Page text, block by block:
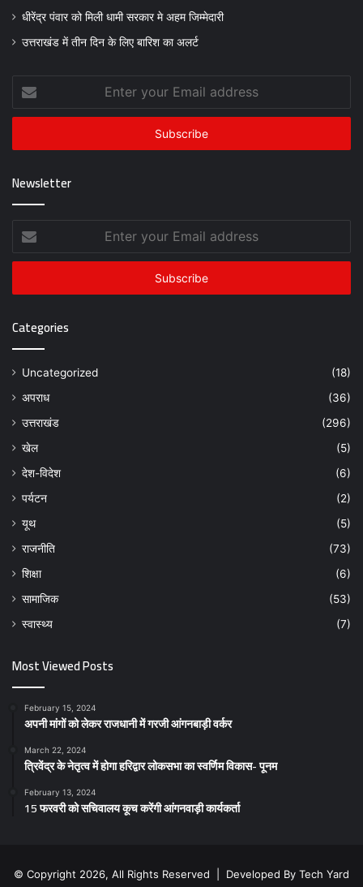
धीरेंद्र पंवार को मिली धामी सरकार मे अहम जिम्मेदारी
उत्तराखंड में तीन दिन के लिए बारिश का अलर्ट
your
Email
Newsletter
your
Email
Categories
Uncategorized
(18)
अपराध
(36)
उत्तराखंड
(296)
खेल
(5)
देश-विदेश
(6)
पर्यटन
(2)
यूथ
(5)
राजनीति
(73)
शिक्षा
(6)
सामाजिक
(53)
स्वास्थ्य
(7)
Most Viewed Posts
February 15, 2024
अपनी मांगों को लेकर राजधानी में गरजी आंगनबाड़ी वर्कर
March 22, 2024
त्रिवेंद्र के नेतृत्व में होगा हरिद्वार लोकसभा का स्वर्णिम विकास- पूनम
February 13, 2024
15 फरवरी को सचिवालय कूच करेंगी आंगनवाड़ी कार्यकर्ता
© Copyright 2026, All Rights Reserved | Developed By Tech Yard